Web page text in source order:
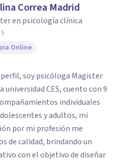
Correa Madrid
en psicología clínica
Online
soy psicóloga Magister
CES, cuento con 9
individuales
y adultos, mi
por mi profesión me
de calidad, brindando un
con el objetivo de diseñar